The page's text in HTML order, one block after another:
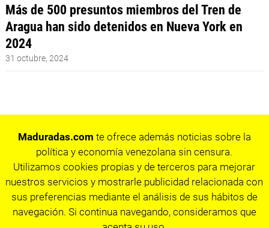
Más de 500 presuntos miembros del Tren de
Aragua han sido detenidos en Nueva York en
2024
31 octubre, 2024
Maduradas.com te ofrece además noticias sobre la
política y economía venezolana sin censura.
Utilizamos cookies propias y de terceros para mejorar
nuestros servicios y mostrarle publicidad relacionada con
sus preferencias mediante el análisis de sus hábitos de
navegación. Si continua navegando, consideramos que